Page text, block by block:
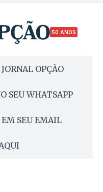
50 ANOS
OPÇÃO
SEU WHATSAPP
EM SEU EMAIL